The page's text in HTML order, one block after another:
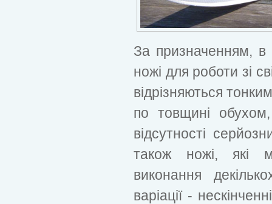
За призначенням, в
ножі для роботи зі
відрізняються
по товщині
відсутності
також ножі, які
виконання
варіації -